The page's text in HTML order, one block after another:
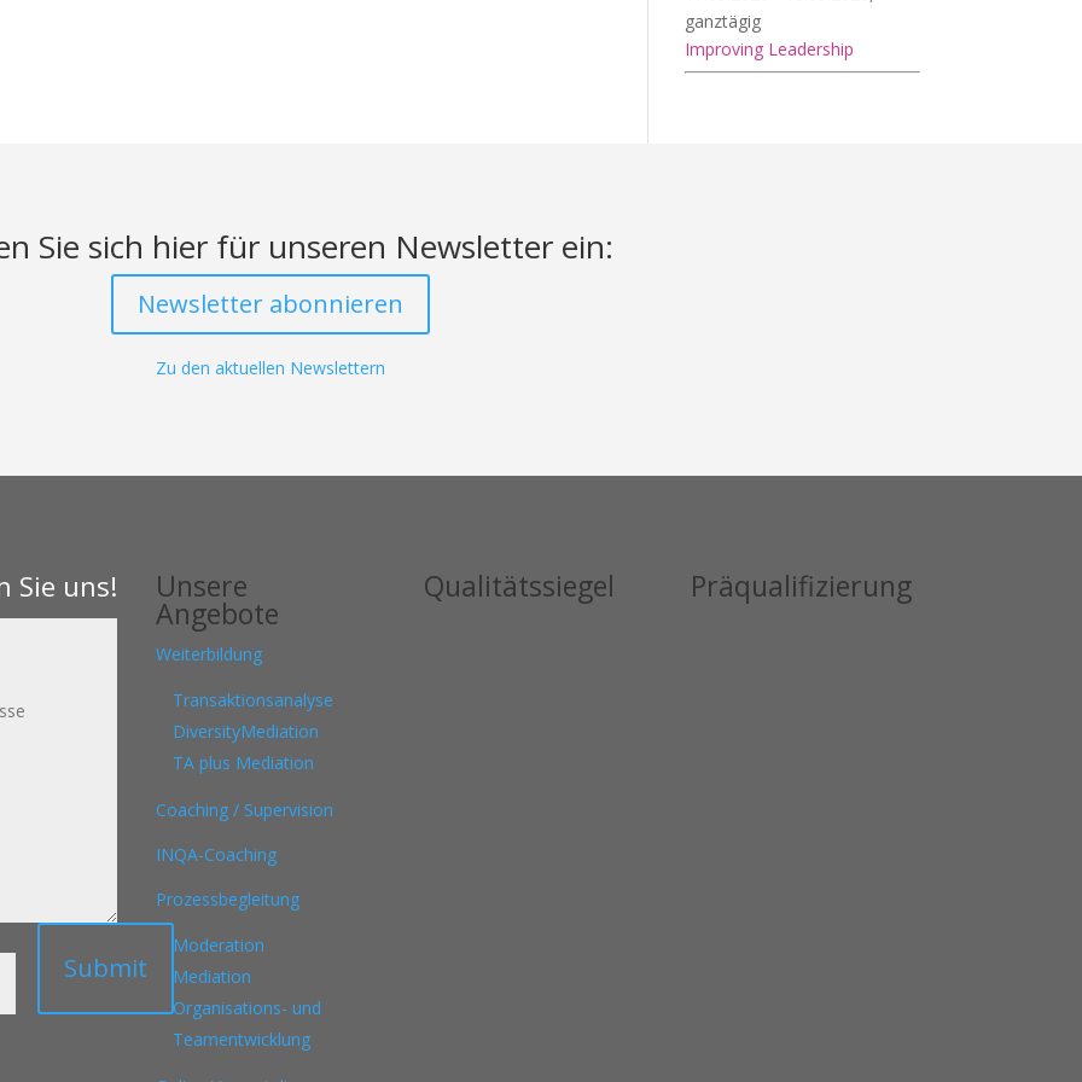
ganztägig
Improving Leadership
Sie sich hier für unseren Newsletter ein:
Newsletter abonnieren
Zu den aktuellen Newslettern
Sie uns!
Submit
Unsere
Angebote
Weiterbildung
Transaktionsanalyse
DiversityMediation
TA plus Mediation
Coaching / Supervision
INQA-Coaching
Prozessbegleitung
Moderation
Mediation
Organisations- und
Teamentwicklung
Qualitätssiegel Präqualifizierung